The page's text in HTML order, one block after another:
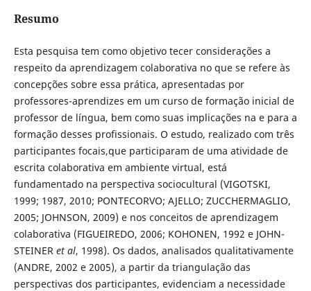
Resumo
Esta pesquisa tem como objetivo tecer considerações a
respeito da aprendizagem colaborativa no que se refere às
concepções sobre essa prática, apresentadas por
professores-aprendizes em um curso de formação inicial de
professor de língua, bem como suas implicações na e para a
formação desses profissionais. O estudo, realizado com três
participantes focais,que participaram de uma atividade de
escrita colaborativa em ambiente virtual, está
fundamentado na perspectiva sociocultural (VIGOTSKI,
1999; 1987, 2010; PONTECORVO; AJELLO; ZUCCHERMAGLIO,
2005; JOHNSON, 2009) e nos conceitos de aprendizagem
colaborativa (FIGUEIREDO, 2006; KOHONEN, 1992 e JOHN-
STEINER et al, 1998). Os dados, analisados qualitativamente
(ANDRE, 2002 e 2005), a partir da triangulação das
perspectivas dos participantes, evidenciam a necessidade